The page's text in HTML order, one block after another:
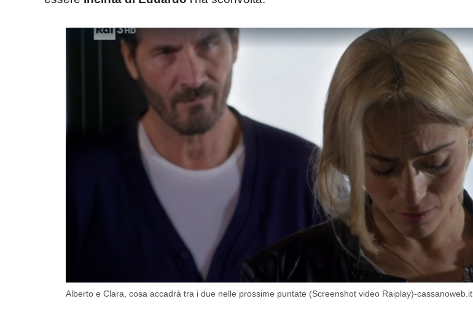
Alberto e Clara, cosa accadrà tra i due nelle prossime puntate (Screenshot video Raiplay)-cassanoweb.it